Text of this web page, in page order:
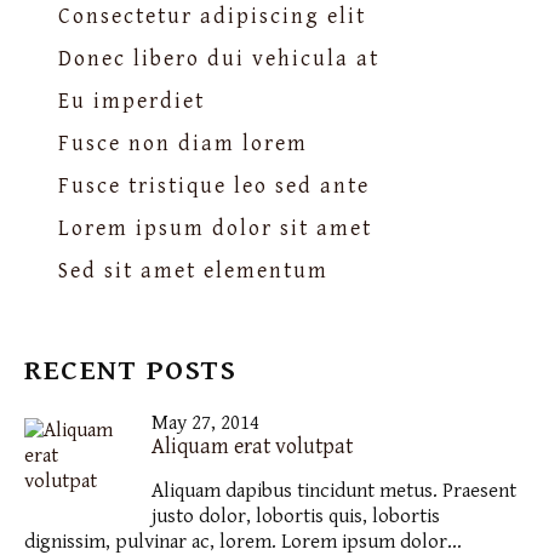
Consectetur adipiscing elit
Donec libero dui vehicula at
Eu imperdiet
Fusce non diam lorem
Fusce tristique leo sed ante
Lorem ipsum dolor sit amet
Sed sit amet elementum
RECENT POSTS
May 27, 2014
Aliquam erat volutpat
Aliquam dapibus tincidunt metus. Praesent
justo dolor, lobortis quis, lobortis
dignissim, pulvinar ac, lorem. Lorem ipsum dolor…